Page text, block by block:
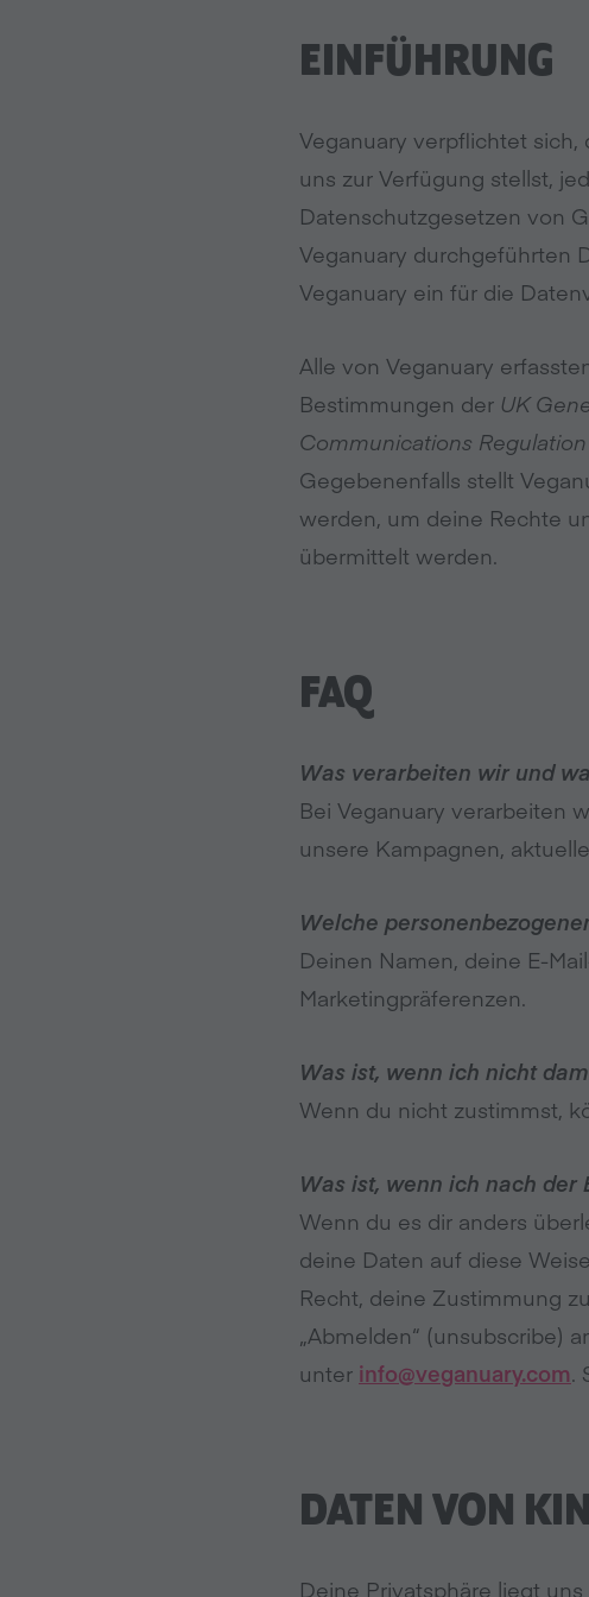
EINFÜHRUNG
Veganuary verpflichtet
uns zur Verfügung stellst,
Datenschutzgesetzen von
Veganuary durchgeführten
Veganuary ein für die
Alle von Veganuary
Bestimmungen der UK
Communications
Gegebenenfalls stellt
werden, um deine Rechte
übermittelt werden.
FAQ
Was verarbeiten wir und
Bei Veganuary verarbeiten
unsere Kampagnen,
Welche
Deinen Namen, deine E-
Marketingpräferenzen.
Was ist, wenn ich nicht
Wenn du nicht zustimmst,
Was ist, wenn ich nach
Wenn du es dir anders
deine Daten auf diese
Recht, deine Zustimmung
„Abmelden“ (unsubscribe)
unter info@veganuary.com.
DATEN VON
Deine Privatsphäre liegt